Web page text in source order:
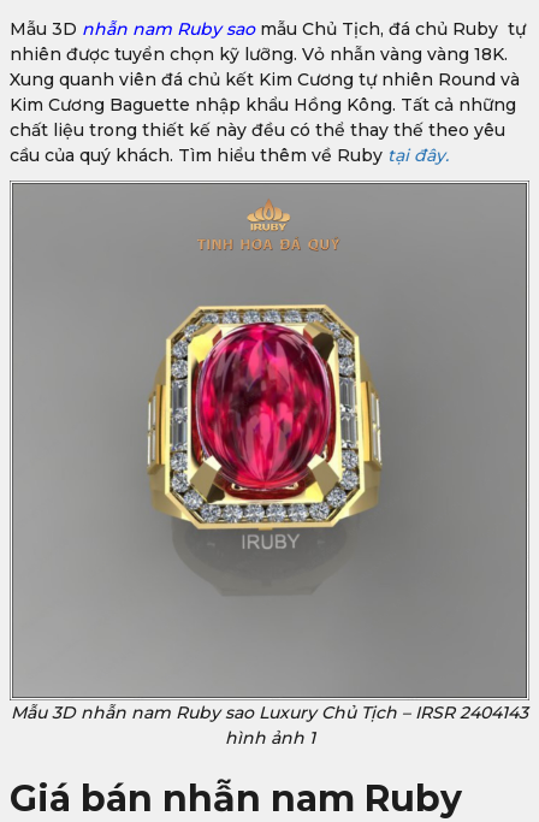
Mẫu 3D nhẫn nam Ruby sao mẫu Chủ Tịch, đá chủ Ruby tự
nhiên được tuyển chọn kỹ lưỡng. Vỏ nhẫn vàng vàng 18K.
Xung quanh viên đá chủ kết Kim Cương tự nhiên Round và
Kim Cương Baguette nhập khẩu Hồng Kông. Tất cả những
chất liệu trong thiết kế này đều có thể thay thế theo yêu
cầu của quý khách. Tìm hiểu thêm về Ruby tại đây.
Mẫu 3D nhẫn nam Ruby sao Luxury Chủ Tịch – IRSR 2404143
hình ảnh 1
Giá bán nhẫn nam Ruby